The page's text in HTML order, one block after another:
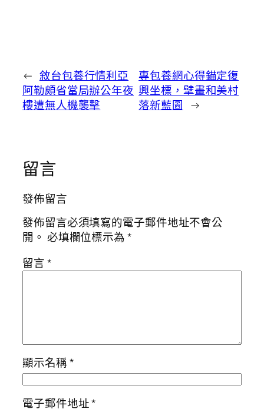
← 敘台包養行情利亞
阿勒頗省當局辦公年夜
樓遭無人機襲擊
專包養網心得錨定復
興坐標，擘畫和美村
落新藍圖 →
留言
發佈留言
發佈留言必須填寫的電子郵件地址不會公
開。 必填欄位標示為*
留言*
顯示名稱*
電子郵件地址*